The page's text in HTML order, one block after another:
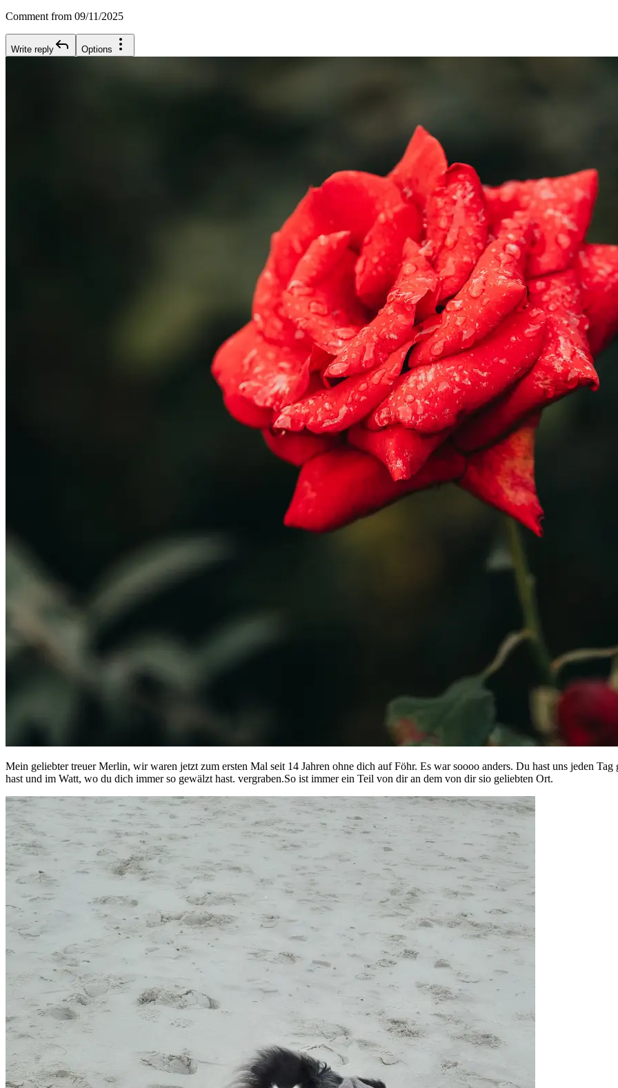
Comment from 09/11/2025
Write reply Options
Mein geliebter treuer Merlin, wir waren jetzt zum ersten Mal seit 14 Jahren ohne dich auf Föhr. Es war soooo anders. Du hast uns jeden
hast und im Watt, wo du dich immer so gewälzt hast. vergraben.So ist immer ein Teil von dir an dem von dir sio geliebten Ort.